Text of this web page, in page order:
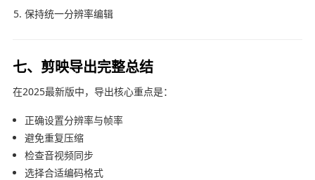
保持统一分辨率编辑
七、剪映导出完整总结
在2025最新版中，导出核心重点是：
正确设置分辨率与帧率
避免重复压缩
检查音视频同步
选择合适编码格式